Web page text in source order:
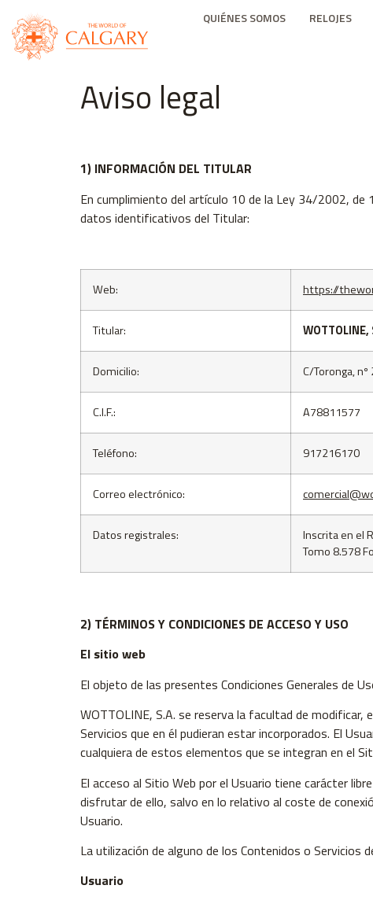
QUIÉNES SOMOS RELOJES
Aviso legal
1) INFORMACIÓN DEL TITULAR
En cumplimiento del artículo 10 de la Ley 34/2002, de
datos identificativos del Titular:
Web: https://
Titular: WOTTOLINE,
Domicilio: C/Toronga,
C.I.F.: A78811577
Teléfono: 917216170
Correo electrónico:
Datos registrales:
Inscrita en el
Tomo 8.578
2) TÉRMINOS Y CONDICIONES DE ACCESO Y USO
El sitio web
El objeto de las presentes Condiciones Generales de
WOTTOLINE, S.A. se reserva la facultad de
Servicios que en él pudieran estar incorporados. El
cualquiera de estos elementos que se integran en el
El acceso al Sitio Web por el Usuario tiene carácter
disfrutar de ello, salvo en lo relativo al coste de
Usuario.
La utilización de alguno de los Contenidos o Servicios
Usuario